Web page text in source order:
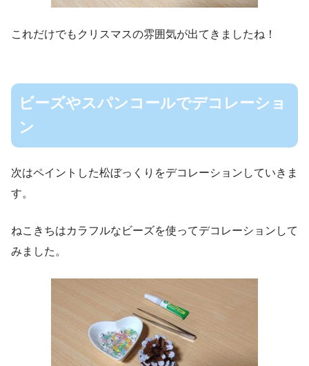
これだけでもクリスマスの雰囲気が出てきましたね！
ビーズやスパンコールでデコレーショ
ン
次はペイントした松ぼっくりをデコレーションしていきま
す。
ねこきちはカラフルなビーズを使ってデコレーションして
みました。